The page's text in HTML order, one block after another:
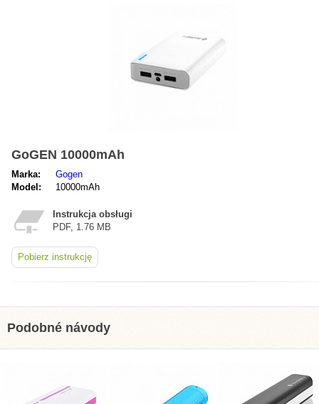
GoGEN 10000mAh
Marka:
Gogen
Model:
10000mAh
Instrukcja obsługi
PDF, 1.76 MB
Pobierz instrukcję
Podobné návody